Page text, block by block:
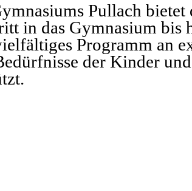
Pullach
in das Gymnasium bis
Programm an
der Kinder